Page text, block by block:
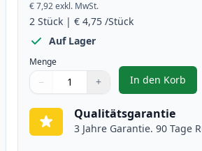
€ 7,92exkl. MwSt.
2 Stück | € 4,75 /Stück
Auf Lager
Menge
Verwenden Sie die Tasten, um
− +
1
In den Korb
, 2 stück
Qualitätsgarantie
3 Jahre Garantie. 90 Tage